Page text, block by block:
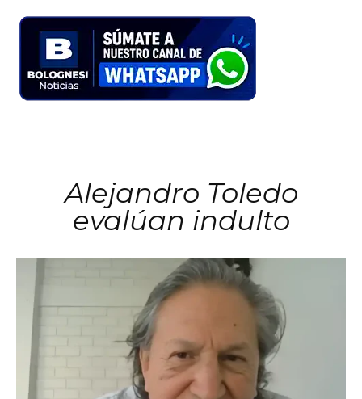
Alejandro Toledo
evalúan indulto